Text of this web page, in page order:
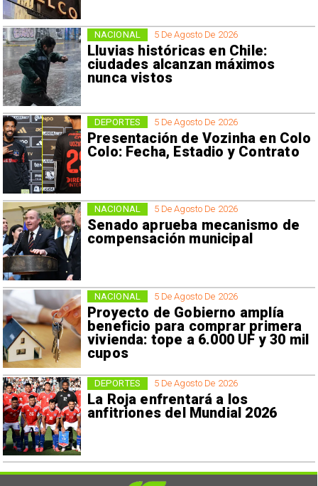
5 De Agosto De 2026
Lluvias históricas en Chile:
ciudades alcanzan máximos
nunca vistos
NACIONAL
5 De Agosto De 2026
Presentación de Vozinha en Colo
Colo: Fecha, Estadio y Contrato
DEPORTES
5 De Agosto De 2026
Senado aprueba mecanismo de
compensación municipal
NACIONAL
5 De Agosto De 2026
Proyecto de Gobierno amplía
beneficio para comprar primera
vivienda: tope a 6.000 UF y 30 mil
cupos
NACIONAL
5 De Agosto De 2026
La Roja enfrentará a los
anfitriones del Mundial 2026
DEPORTES